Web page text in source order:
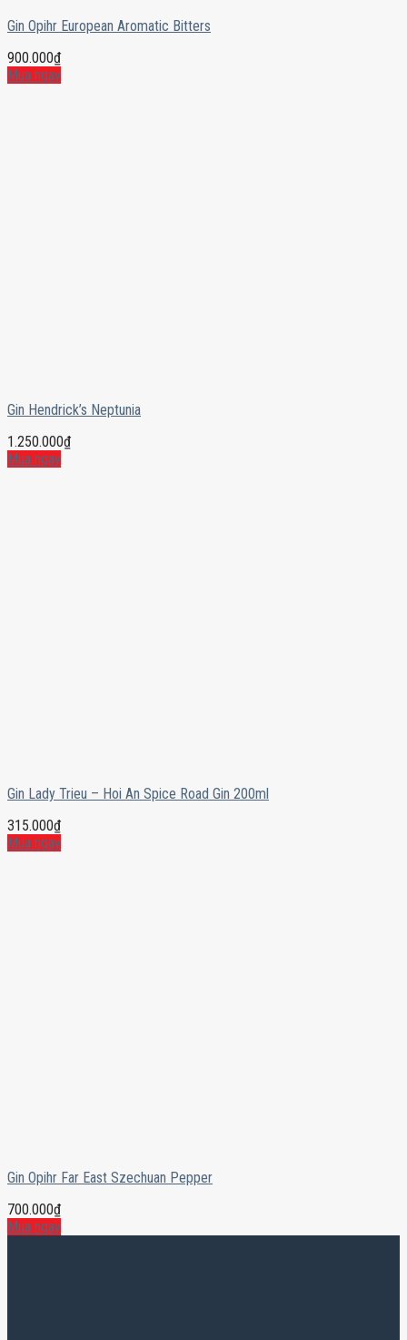
Gin Opihr European Aromatic Bitters
900.000₫
Mua ngay
Gin Hendrick’s Neptunia
1.250.000₫
Mua ngay
Gin Lady Trieu – Hoi An Spice Road Gin 200ml
315.000₫
Mua ngay
Gin Opihr Far East Szechuan Pepper
700.000₫
Mua ngay